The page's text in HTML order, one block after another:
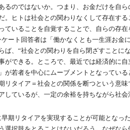
るのではないか。つまり、お金だけを自
。ヒトは社会との関わりなくして存在す
ていることを自覚することで、自らの存在
ケート回答者は「働かなくとも一生涯お金
ば、“社会との関わりを自ら閉ざすことに
ができる。ところで、最近では経済的に
が若者を中心にムーブメントとなってい
リタイア＝社会との関係を断つという意
しているが、一定の余裕を持ちながら社会
早期リタイアを実現することが可能となっ